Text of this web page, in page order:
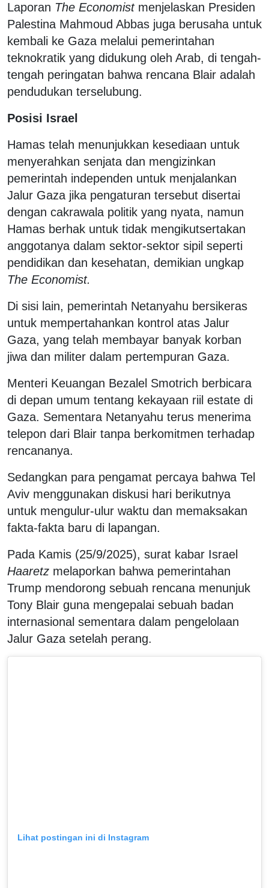
Laporan The Economistmenjelaskan Presiden
Palestina Mahmoud Abbas juga berusaha untuk
kembali ke Gaza melalui pemerintahan
teknokratik yang didukung oleh Arab, di tengah-
tengah peringatan bahwa rencana Blair adalah
pendudukan terselubung.
Posisi Israel
Hamas telah menunjukkan kesediaan untuk
menyerahkan senjata dan mengizinkan
pemerintah independen untuk menjalankan
Jalur Gaza jika pengaturan tersebut disertai
dengan cakrawala politik yang nyata, namun
Hamas berhak untuk tidak mengikutsertakan
anggotanya dalam sektor-sektor sipil seperti
pendidikan dan kesehatan, demikian ungkap
The Economist.
Di sisi lain, pemerintah Netanyahu bersikeras
untuk mempertahankan kontrol atas Jalur
Gaza, yang telah membayar banyak korban
jiwa dan militer dalam pertempuran Gaza.
Menteri Keuangan Bezalel Smotrich berbicara
di depan umum tentang kekayaan riil estate di
Gaza. Sementara Netanyahu terus menerima
telepon dari Blair tanpa berkomitmen terhadap
rencananya.
Sedangkan para pengamat percaya bahwa Tel
Aviv menggunakan diskusi hari berikutnya
untuk mengulur-ulur waktu dan memaksakan
fakta-fakta baru di lapangan.
Pada Kamis (25/9/2025), surat kabar Israel
Haaretz melaporkan bahwa pemerintahan
Trump mendorong sebuah rencana menunjuk
Tony Blair guna mengepalai sebuah badan
internasional sementara dalam pengelolaan
Jalur Gaza setelah perang.
Lihat postingan ini di Instagram